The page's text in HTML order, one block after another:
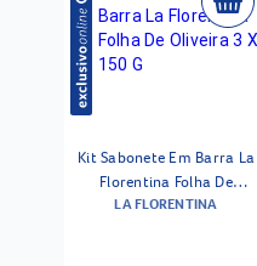
Kit Sabonete Em Barra La
Florentina Folha De
Oliveira 3 X 150 G
LA FLORENTINA